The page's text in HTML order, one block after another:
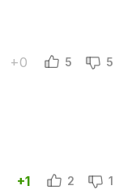
+0 5 5
+1 2 1